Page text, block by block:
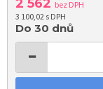
2 562 bez DPH
3 100,02 s DPH
Do 30 dnů
−